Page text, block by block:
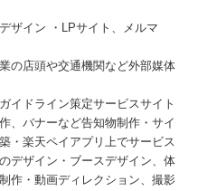
ザイン ・LPサイト、メルマ
の店頭や交通機関など外部媒体
イドライン策定サービスサイト
、バナーなど告知物制作・サイ
・楽天ペイアプリ上でサービス
デザイン・ブースデザイン、体
作・動画ディレクション、撮影